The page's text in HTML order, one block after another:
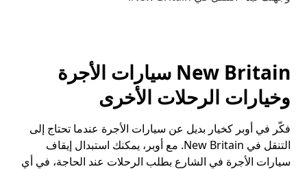
New Britain سيارات الأجرة
وخيارات الرحلات الأخرى
فكّر في أوبر كخيار بديل عن سيارات الأجرة عندما تحتاج إلى
التنقل في New Britain. مع أوبر، يمكنك استبدال إيقاف
سيارات الأجرة في الشارع بطلب الرحلات عند الحاجة، في أي